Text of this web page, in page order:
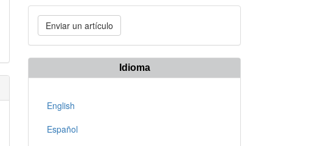
Enviar
un
artículo
Enviar un artículo
Idioma
English
Español